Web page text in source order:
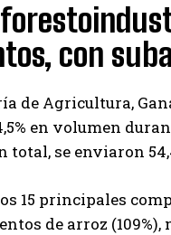
con
de Agricultura,
en volumen
total, se enviaron
15 principales
de arroz